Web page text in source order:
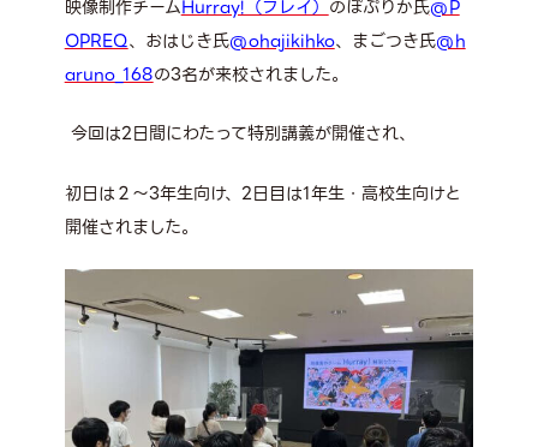
映像制作チームHurray!（フレイ） のぽぷりか氏@P
OPREQ、おはじき氏@ohajikihko、まごつき氏@h
aruno_168の3名が来校されました。
今回は2日間にわたって特別講義が開催され、
初日は２～3年生向け、 2日目は1年生・高校生向けと
開催されました。